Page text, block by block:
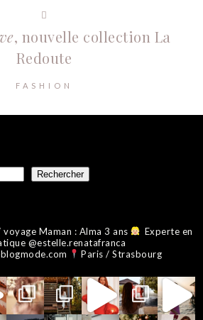
, nouvelle collection La
Redoute
FASHION
Rechercher
voyage Maman : Alma 3 ans
Experte en
@estelle.renatafranca
Paris / Strasbourg